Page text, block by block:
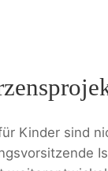
Kinder sind